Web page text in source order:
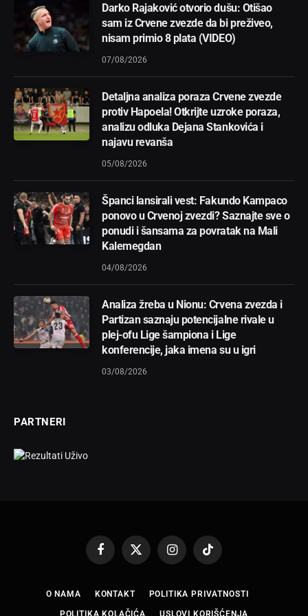
Darko Rajaković otvorio dušu: Otišao
sam iz Crvene zvezde da bi preživeo,
nisam primio 8 plata (VIDEO)
07/08/2026
Detaljna analiza poraza Crvene zvezde
protiv Hapoela! Otkrijte uzroke poraza,
analizu odluka Dejana Stankovića i
najavu revanša
05/08/2026
Španci lansirali vest: Fakundo Kampaco
ponovo u Crvenoj zvezdi? Saznajte sve o
ponudi i šansama za povratak na Mali
Kalemegdan
04/08/2026
Analiza žreba u Nionu: Crvena zvezda i
Partizan saznaju potencijalne rivale u
plej-ofu Lige šampiona i Lige
konferencije, jaka imena su u igri
03/08/2026
PARTNERI
FacebookX
InstagramTikTok
O NAMA KONTAKT POLITIKA PRIVATNOSTI
POLITIKA KOLAČIĆA USLOVI KORIŠĆENJA